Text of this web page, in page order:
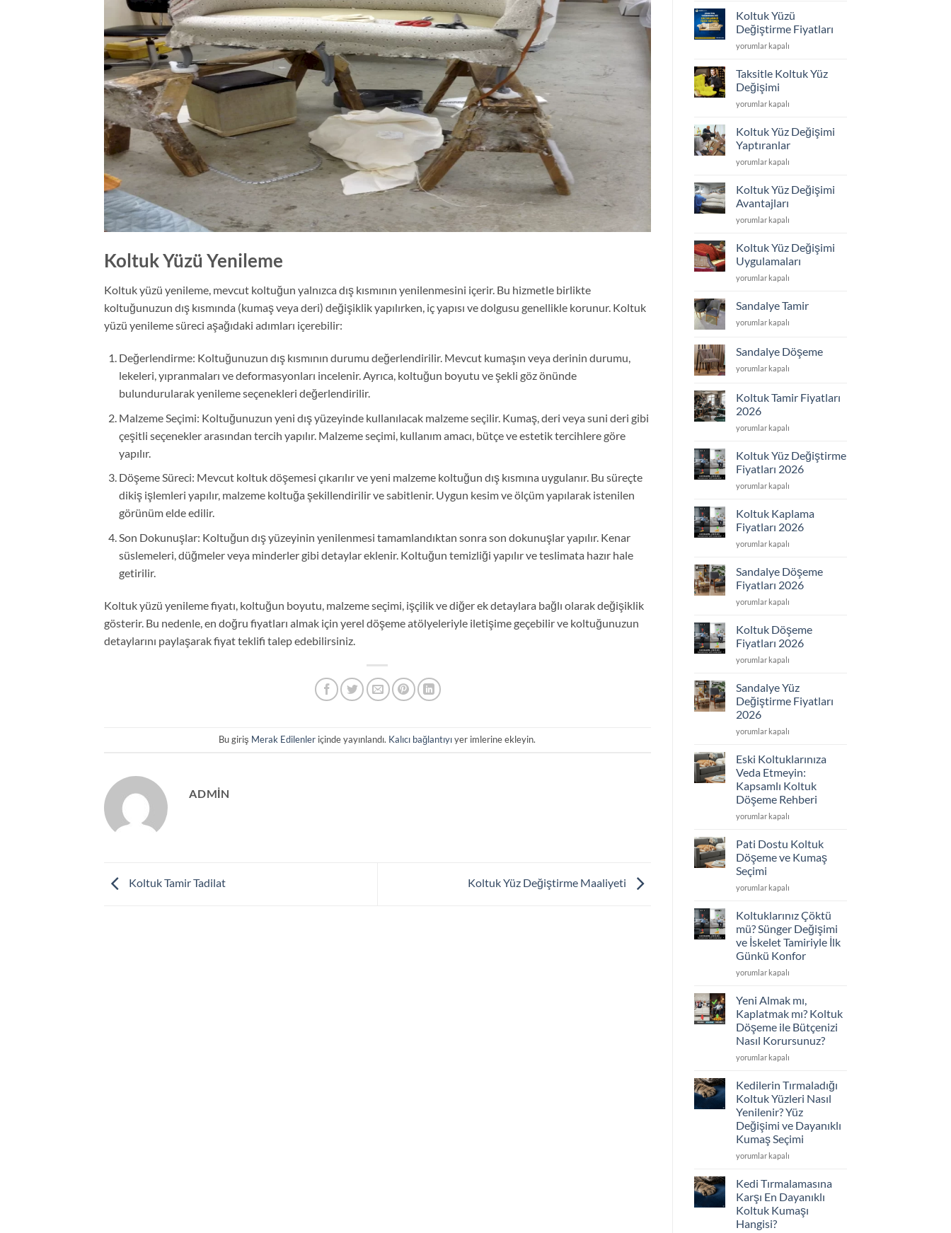
Koltuk Yüzü Yenileme
Koltuk yüzü yenileme, mevcut koltuğun yalnızca dış kısmının yenilenmesini içerir. Bu hizmetle birlikte
koltuğunuzun dış kısmında (kumaş veya deri) değişiklik yapılırken, iç yapısı ve dolgusu genellikle korunur. Koltuk
yüzü yenileme süreci aşağıdaki adımları içerebilir:
Değerlendirme: Koltuğunuzun dış kısmının durumu değerlendirilir. Mevcut kumaşın veya derinin durumu,
lekeleri, yıpranmaları ve deformasyonları incelenir. Ayrıca, koltuğun boyutu ve şekli göz önünde
bulundurularak yenileme seçenekleri değerlendirilir.
Malzeme Seçimi: Koltuğunuzun yeni dış yüzeyinde kullanılacak malzeme seçilir. Kumaş, deri veya suni deri gibi
çeşitli seçenekler arasından tercih yapılır. Malzeme seçimi, kullanım amacı, bütçe ve estetik tercihlere göre
yapılır.
Döşeme Süreci: Mevcut koltuk döşemesi çıkarılır ve yeni malzeme koltuğun dış kısmına uygulanır. Bu süreçte
dikiş işlemleri yapılır, malzeme koltuğa şekillendirilir ve sabitlenir. Uygun kesim ve ölçüm yapılarak istenilen
görünüm elde edilir.
Son Dokunuşlar: Koltuğun dış yüzeyinin yenilenmesi tamamlandıktan sonra son dokunuşlar yapılır. Kenar
süslemeleri, düğmeler veya minderler gibi detaylar eklenir. Koltuğun temizliği yapılır ve teslimata hazır hale
getirilir.
Koltuk yüzü yenileme fiyatı, koltuğun boyutu, malzeme seçimi, işçilik ve diğer ek detaylara bağlı olarak değişiklik
gösterir. Bu nedenle, en doğru fiyatları almak için yerel döşeme atölyeleriyle iletişime geçebilir ve koltuğunuzun
detaylarını paylaşarak fiyat teklifi talep edebilirsiniz.
Bu giriş Merak Edilenler içinde yayınlandı. Kalıcı bağlantıyıyer imlerine ekleyin.
ADMIN
Koltuk Tamir Tadilat Koltuk Yüz Değiştirme Maaliyeti
Döşeme
Yüz
Değişimi
Koltuk Yüzü
Değiştirme Fiyatları
Koltuk
Değiştirme
Fiyatları
için
yorumlar kapalı
Taksitle Koltuk Yüz
Değişimi
Taksitle
Yüz
için
yorumlar kapalı
Koltuk Yüz Değişimi
Yaptıranlar
Koltuk
Değişimi
için
yorumlar kapalı
Koltuk Yüz Değişimi
Avantajları
Koltuk
Değişimi
için
yorumlar kapalı
Koltuk Yüz Değişimi
Uygulamaları
Koltuk
Değişimi
Uygulamaları
için
yorumlar kapalı
Sandalye Tamir
Sandalye
yorumlar kapalı
Sandalye Döşeme
Sandalye
yorumlar kapalı
Koltuk Tamir Fiyatları
2026
Koltuk
Fiyatları
için
yorumlar kapalı
Koltuk Yüz Değiştirme
Fiyatları 2026
Koltuk
Değiştirme
2026
için
yorumlar kapalı
Koltuk Kaplama
Fiyatları 2026
Koltuk
Fiyatları
için
yorumlar kapalı
Sandalye Döşeme
Fiyatları 2026
Sandalye
Fiyatları
için
yorumlar kapalı
Koltuk Döşeme
Fiyatları 2026
Koltuk
Fiyatları
2026
için
yorumlar kapalı
Sandalye Yüz
Değiştirme Fiyatları
2026
Sandalye
Değiştirme
2026
için
yorumlar kapalı
Eski Koltuklarınıza
Veda Etmeyin:
Kapsamlı Koltuk
Döşeme Rehberi
Eski
Veda
Kapsamlı
Koltuk
Döşeme
için
yorumlar kapalı
Pati Dostu Koltuk
Döşeme ve Kumaş
Seçimi
Pati
Koltuk
ve
Kumaş
Seçimi
için
yorumlar kapalı
Koltuklarınız Çöktü
mü? Sünger Değişimi
ve İskelet Tamiriyle İlk
Günkü Konfor
Koltuklarınız
mü?
Değişimi
ve
İskelet
Tamiriyle
Günkü
Konfor
için
yorumlar kapalı
Yeni Almak mı,
Kaplatmak mı? Koltuk
Döşeme ile Bütçenizi
Nasıl Korursunuz?
Yeni
mı,
mı?
Koltuk
Döşeme
ile
Bütçenizi
için
yorumlar kapalı
Kedilerin Tırmaladığı
Koltuk Yüzleri Nasıl
Yenilenir? Yüz
Değişimi ve Dayanıklı
Kumaş Seçimi
Kedilerin
Koltuk
Nasıl
Yenilenir?
Yüz
yorumlar kapalı
Kedi Tırmalamasına
Karşı En Dayanıklı
Koltuk Kumaşı
Hangisi?